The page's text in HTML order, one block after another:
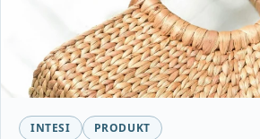
INTESI PRODUKT